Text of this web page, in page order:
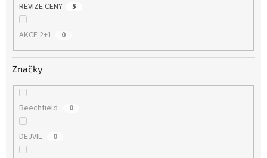
REVIZE CENY 5
AKCE 2+1 0
Značky
Beechfield 0
DEJVIL 0